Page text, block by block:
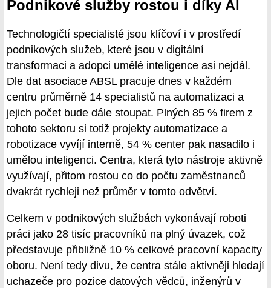
Podnikové služby rostou i díky AI
Technologičtí specialisté jsou klíčoví i v prostředí
podnikových služeb, které jsou v digitální
transformaci a adopci umělé inteligence asi nejdál.
Dle dat asociace ABSL pracuje dnes v každém
centru průměrně 14 specialistů na automatizaci a
jejich počet bude dále stoupat. Plných 85 % firem z
tohoto sektoru si totiž projekty automatizace a
robotizace vyvíjí interně, 54 % center pak nasadilo i
umělou inteligenci. Centra, která tyto nástroje aktivně
využívají, přitom rostou co do počtu zaměstnanců
dvakrát rychleji než průměr v tomto odvětví.
Celkem v podnikových službách vykonávají roboti
práci jako 28 tisíc pracovníků na plný úvazek, což
představuje přibližně 10 % celkové pracovní kapacity
oboru. Není tedy divu, že centra stále aktivněji hledají
uchazeče pro pozice datových vědců, inženýrů v